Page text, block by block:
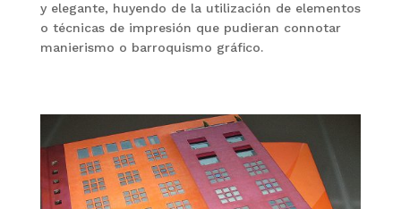
y elegante, huyendo de la utilización de elementos
o técnicas de impresión que pudieran connotar
manierismo o barroquismo gráfico.